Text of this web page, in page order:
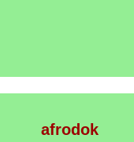
afrodok